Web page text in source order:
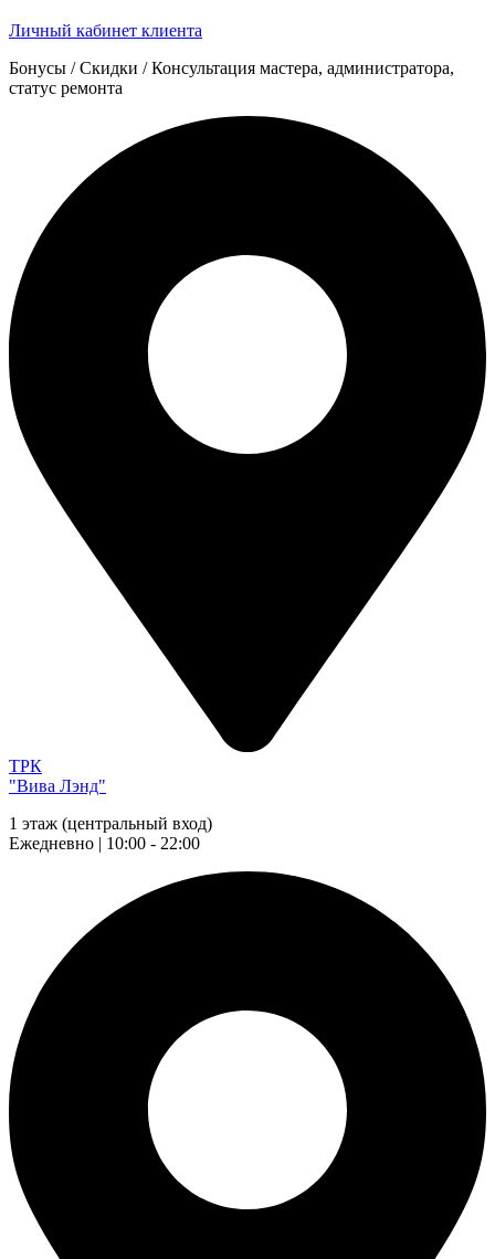
Личный кабинет клиента
Бонусы / Скидки / Консультация мастера, администратора,
статус ремонта
ТРК
"Вива Лэнд"
1 этаж (центральный вход)
Ежедневно | 10:00 - 22:00